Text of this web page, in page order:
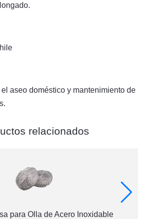
el aseo doméstico y mantenimiento de
relacionados
para Olla de Acero Inoxidable